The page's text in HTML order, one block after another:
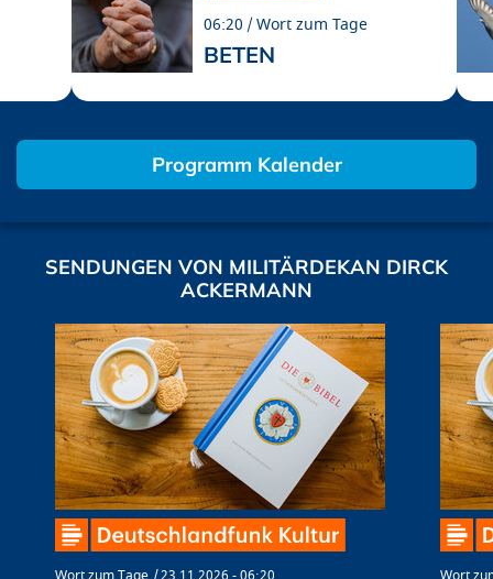
06:20 Wort zum Tage
BETEN
Programm Kalender
SENDUNGEN VON MILITÄRDEKAN DIRCK
ACKERMANN